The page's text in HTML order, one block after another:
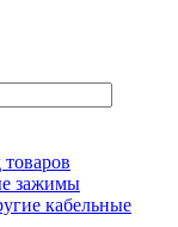
зажимы